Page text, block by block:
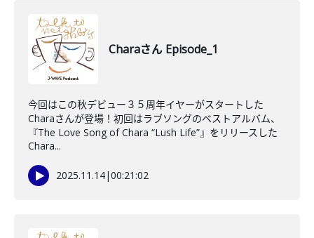
Charaさん Episode_1
今回はこの秋デビュー３５周年イヤーがスタートした
Charaさんが登場！初回はラブソングのベストアルバム、
『The Love Song of Chara “Lush Life”』をリリースした
Chara...
2025.11.14|00:21:02